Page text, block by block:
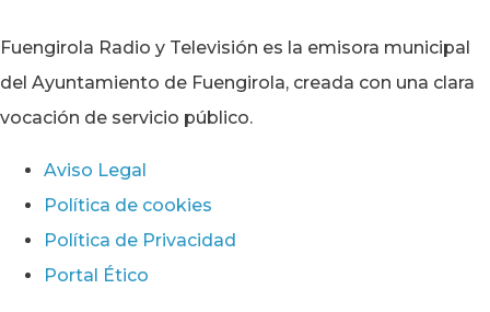
Fuengirola Radio y Televisión es la emisora municipal
del Ayuntamiento de Fuengirola, creada con una clara
vocación de servicio público.
Aviso Legal
Política de cookies
Política de Privacidad
Portal Ético